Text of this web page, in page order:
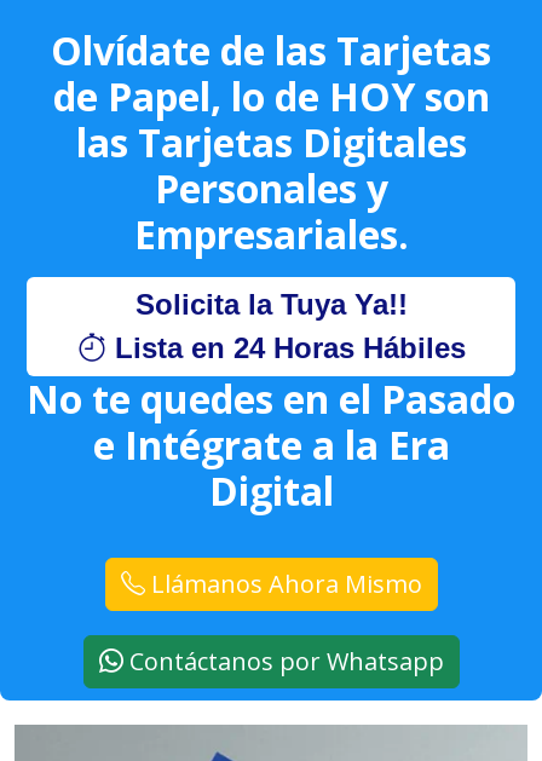
Olvídate de las Tarjetas
de Papel, lo de HOY son
las Tarjetas Digitales
Personales y
Empresariales.
Solicita la Tuya Ya!!
Lista en 24 Horas Hábiles
No te quedes en el Pasado
e Intégrate a la Era
Digital
Llámanos Ahora Mismo
Contáctanos por Whatsapp